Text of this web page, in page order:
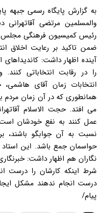
به گزارش پایگاه رسمی جبهه
والمسلمین مرتضی آقاتهرانی
رئیس کمیسیون فرهنگی مجلس
ضمن تاکید بر رعایت اخلاق
آینده اظهار داشت: کاندیداهای
را در رقابت انتخاباتی
انتخابات زمان آقای
همانطوری که در آن زمان مردم
می افتد. حجت الاسلام
عمل کنند به نفع خودشان
نسبت به آن جوابگو
حواسمان جمع باشد. این استاد
نگاران هم اظهار داشت:
شرط اینکه کارشان را درست
درست انجام ندهند مشکل
پیام/